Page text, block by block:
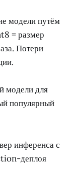
модели путём
= размер
Потери
модели для
популярный
инференса с
деплоя